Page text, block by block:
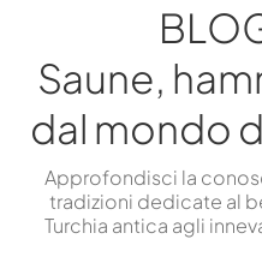
Saune,
dal mondo
Approfondisci la
tradizioni dedicate al
Turchia antica agli